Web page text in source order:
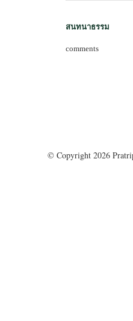
สนทนาธรรม
comments
© Copyright 2026